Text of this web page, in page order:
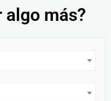
algo más?